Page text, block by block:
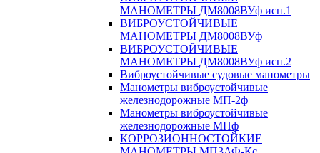
МАНОМЕТРЫ ДМ8008ВУф исп.1
ВИБРОУСТОЙЧИВЫЕ
МАНОМЕТРЫ ДМ8008ВУф
ВИБРОУСТОЙЧИВЫЕ
МАНОМЕТРЫ ДМ8008ВУф исп.2
Виброустойчивые судовые манометры
Манометры виброустойчивые
железнодорожные МП-2ф
Манометры виброустойчивые
железнодорожные МПф
КОРРОЗИОННОСТОЙКИЕ